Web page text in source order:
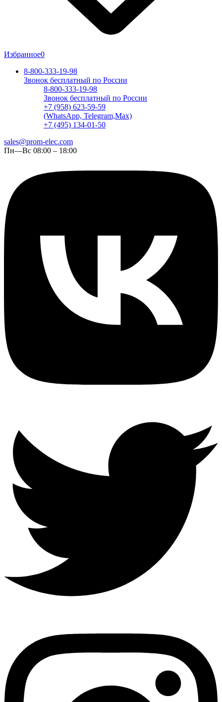
Избранное0
8-800-333-19-98
Звонок бесплатный по России
8-800-333-19-98
Звонок бесплатный по России
+7 (958) 623-59-59
(WhatsApp, Telegram,Max)
+7 (495) 134-01-50
sales@prom-elec.com
Пн—Вс 08:00 – 18:00